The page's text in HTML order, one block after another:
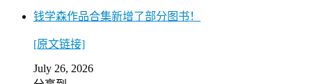
钱学森作品合集新增了部分图书！
[原文链接]
July 26, 2026